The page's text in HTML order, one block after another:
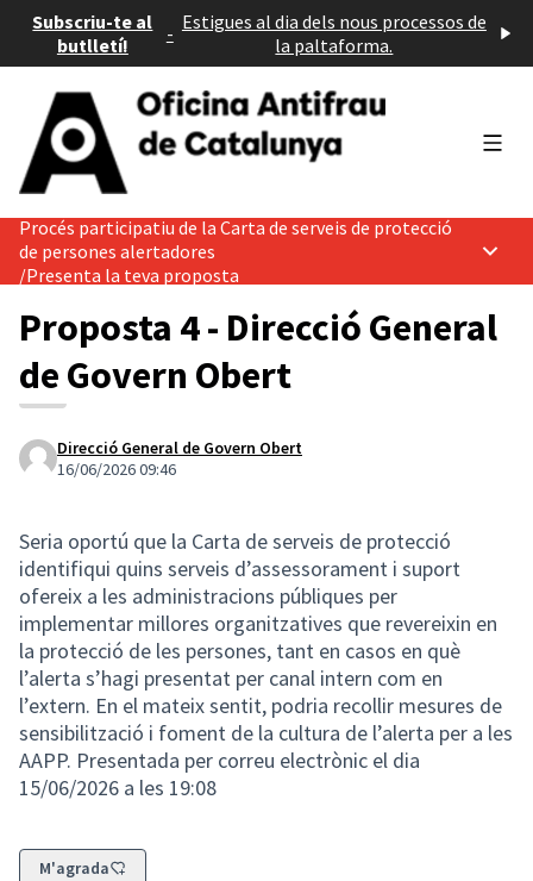
Subscriu-te al
butlletí!
- Estigues al dia dels nous processos de
la paltaforma.
Procés participatiu de la Carta de serveis de protecció
de persones alertadores
/Presenta la teva proposta
Proposta 4 - Direcció General
de Govern Obert
Direcció General de Govern Obert
16/06/2026 09:46
Seria oportú que la Carta de serveis de protecció
identifiqui quins serveis d’assessorament i suport
ofereix a les administracions públiques per
implementar millores organitzatives que revereixin en
la protecció de les persones, tant en casos en què
l’alerta s’hagi presentat per canal intern com en
l’extern. En el mateix sentit, podria recollir mesures de
sensibilització i foment de la cultura de l’alerta per a les
AAPP. Presentada per correu electrònic el dia
15/06/2026 a les 19:08
M'agrada